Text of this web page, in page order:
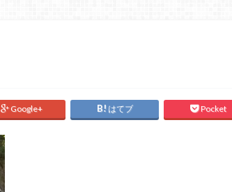
Google+ はてブ Pocket